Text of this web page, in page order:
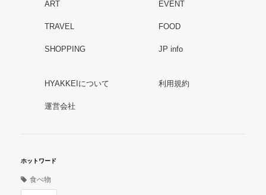
ART EVENT
TRAVEL FOOD
SHOPPING JP info
HYAKKEIについて 利用規約
運営会社
ホットワード
食べ物